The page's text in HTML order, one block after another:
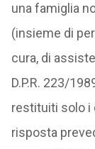
una famiglia
(insieme di
cura, di
D.P.R. 223/
restituiti solo i
risposta